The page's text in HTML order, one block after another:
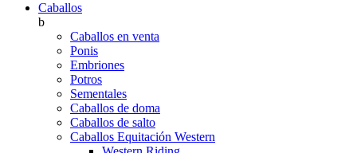
Caballos
b
Caballos en venta
Ponis
Embriones
Potros
Sementales
Caballos de doma
Caballos de salto
Caballos Equitación Western